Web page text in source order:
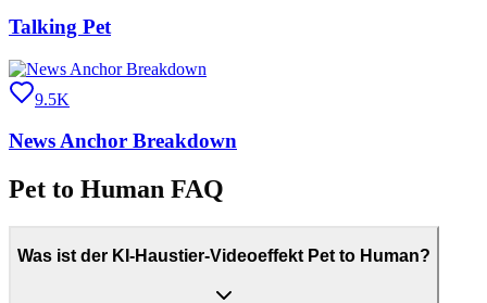
Talking Pet
9.5K
News Anchor Breakdown
Pet to Human FAQ
Was ist der KI-Haustier-Videoeffekt Pet to Human?